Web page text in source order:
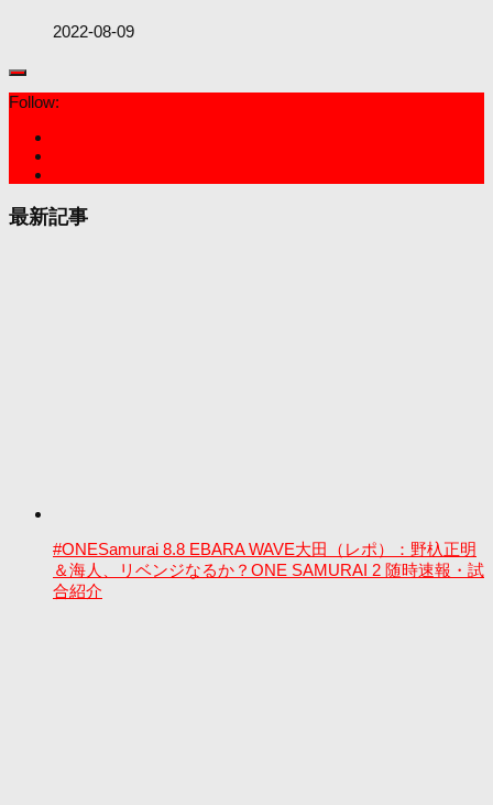
2022-08-09
Follow:
最新記事
#ONESamurai 8.8 EBARA WAVE大田（レポ）：野杁正明
＆海人、リベンジなるか？ONE SAMURAI 2 随時速報・試
合紹介